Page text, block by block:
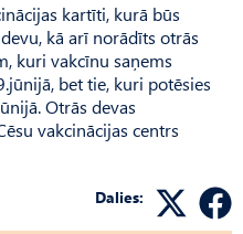
kartīti, kurā būs
kā arī norādīts otrās
kuri vakcīnu saņems
bet tie, kuri potēsies
Otrās devas
vakcinācijas centrs
Dalies: